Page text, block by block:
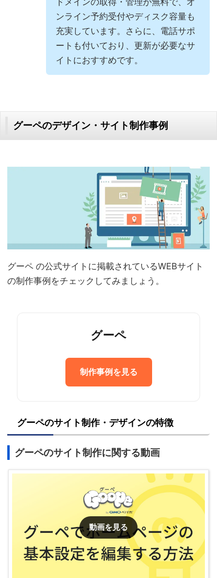
ンライン予約受付やディスク容量も
充実しています。さらに、電話サポ
ートも付いており、更新が必要なサ
イトにおすすめです。
グーペのデザイン・サイト制作事例
グーペ の公式サイトに掲載されているWEBサイト
の制作事例をチェックしてみましょう。
グーペ
制作事例を見る
グーペのサイト制作・デザインの特徴
グーペのサイト制作に関する動画
動画を見る